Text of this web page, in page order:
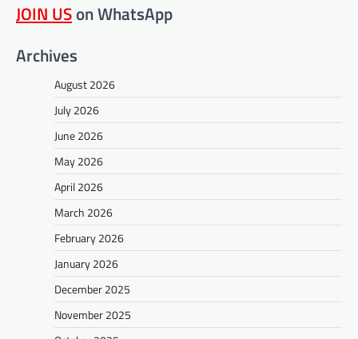
JOIN USon WhatsApp
Archives
August 2026
July 2026
June 2026
May 2026
April 2026
March 2026
February 2026
January 2026
December 2025
November 2025